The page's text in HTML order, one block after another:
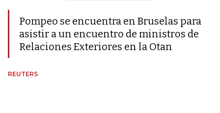
Pompeo se encuentra en Bruselas para
asistir a un encuentro de ministros de
Relaciones Exteriores en la Otan
REUTERS